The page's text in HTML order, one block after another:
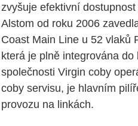
zvyšuje efektivní
Alstom od roku 2006
Coast Main Line u 52 vlaků
která je plně integrována
společnosti Virgin coby
coby servisu, je hlavním
provozu na linkách.